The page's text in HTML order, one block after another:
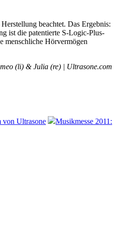
beachtet. Das Ergebnis:
ist die patentierte S-Logic-Plus-
menschliche Hörvermögen
(li) & Julia (re) | Ultrasone.com
von Ultrasone
Musikmesse 2011: